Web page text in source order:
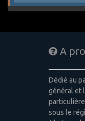
A
Dédié au
général et
sous le